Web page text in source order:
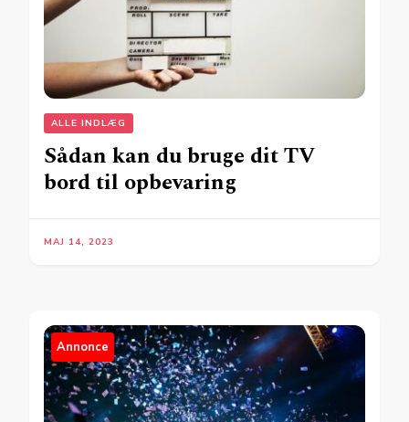
ALLE INDLÆG
Sådan kan du bruge dit TV
bord til opbevaring
MAJ 14, 2023
Annonce